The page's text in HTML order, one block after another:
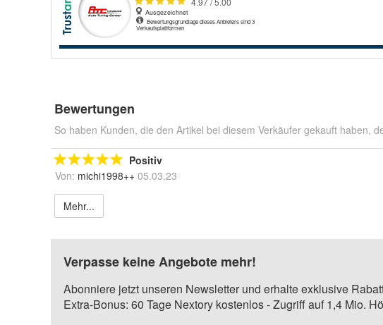
Bewertungen
So haben Kunden, die den Artikel bei diesem Verkäufer gekauft haben,
Positiv
Von: michi1998++ 05.03.23
Mehr...
Verpasse keine Angebote mehr!
Abonniere jetzt unseren Newsletter und erhalte exklusive
Extra-Bonus: 60 Tage Nextory kostenlos - Zugriff auf 1,4 Mio.